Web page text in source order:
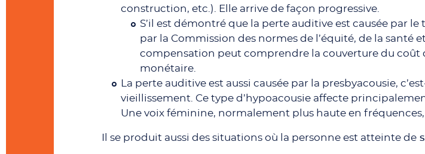
construction, etc.). Elle arrive de façon progressive.
S’il est démontré que la perte auditive est causée par
par la Commission des normes de l’équité, de la santé
compensation peut comprendre la couverture du
monétaire.
La perte auditive est aussi causée par la presbyacousie,
vieillissement. Ce type d’hypoacousie affecte
Une voix féminine, normalement plus haute en
Il se produit aussi des situations où la personne est atteinte de